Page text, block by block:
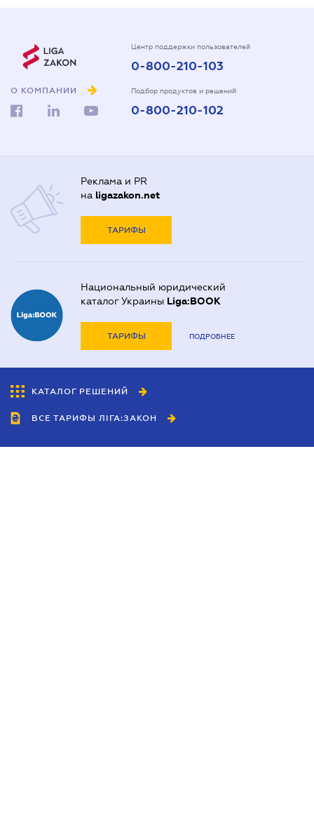
О КОМПАНИИ
Центр поддержки пользователей
0-800-210-103
Подбор продуктов и решений
0-800-210-102
Реклама и PR
на ligazakon.net
ТАРИФЫ
Национальный юридический
каталог Украины Liga:BOOK
ТАРИФЫ ПОДРОБНЕЕ
КАТАЛОГ РЕШЕНИЙ
ВСЕ ТАРИФЫ ЛІГА:ЗАКОН